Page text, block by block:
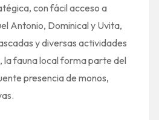
con fácil acceso a
Antonio, Dominical y Uvita,
y diversas actividades
la fauna local forma parte del
presencia de monos,